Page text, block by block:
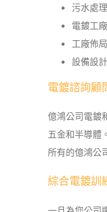
污水處
電鍍工
工廠佈
設備設
電鍍諮詢顧
億鴻公司電鍍
五金和半導體
所有的億鴻公
綜合電鍍訓